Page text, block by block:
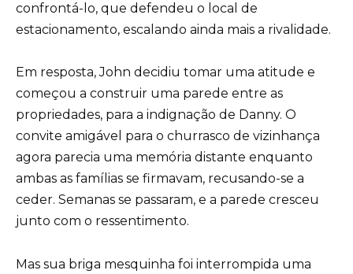
confrontá-lo, que defendeu o local de
estacionamento, escalando ainda mais a rivalidade.
Em resposta, John decidiu tomar uma atitude e
começou a construir uma parede entre as
propriedades, para a indignação de Danny. O
convite amigável para o churrasco de vizinhança
agora parecia uma memória distante enquanto
ambas as famílias se firmavam, recusando-se a
ceder. Semanas se passaram, e a parede cresceu
junto com o ressentimento.
Mas sua briga mesquinha foi interrompida uma